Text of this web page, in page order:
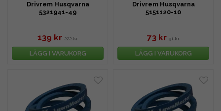
Observera att bilderna inte alltid visar rätt produkt eller längd.
Drivrem Husqvarna
5321941-49
139 kr 222 kr
LÄGG I VARUKORG
Drivrem Husqvarna
5151120-10
73 kr 91 kr
LÄGG I VARUKORG